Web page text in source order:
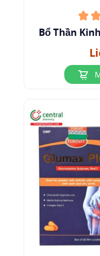
hợp nucleoprotein
phát triển bình
trì chức năng tạo
metyl
đổi homocystein
1.2 Dược động học
1.2.1 Hấp thu
Fursultiamine hấp
Pyridoxine HCL
Đường tiêu hóasau
hấp thu có thể yếu đi
Cyanocobalaminđa
dày nhờ các yếu tố
Bổ Thần